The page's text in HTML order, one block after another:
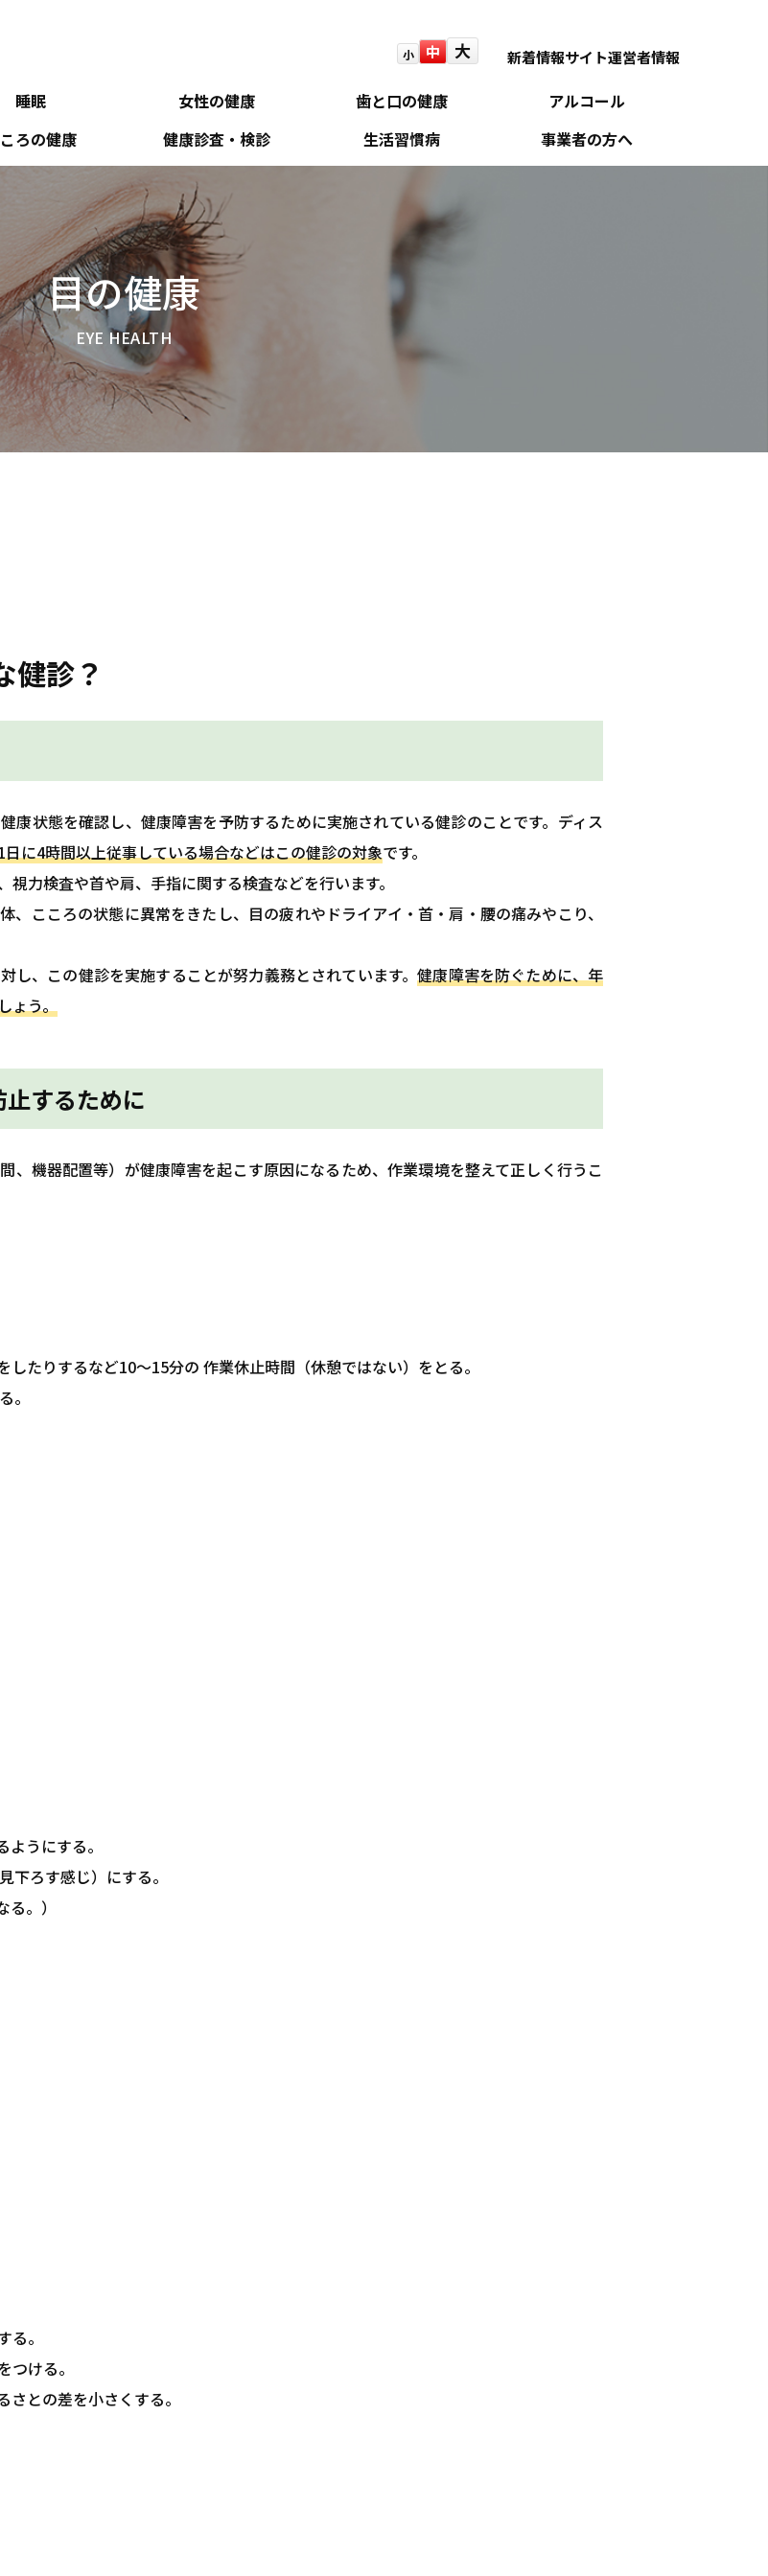
小 中 大 新着情報サイト運営者情報
睡眠 女性の健康 歯と口の健康
アルコール
ろの健康 健康診査・検診 生活習慣病 事業者の方へ
目の健康
EYE HEALTH
健診？
康状態を確認し、健康障害を予防するために実施されている健診のことです。ディス
日に4時間以上従事している場合などはこの健診の対象です。
力検査や首や肩、手指に関する検査などを行います。
こころの状態に異常をきたし、目の疲れやドライアイ・首・肩・腰の痛みやこり、
し、この健診を実施することが努力義務とされています。健康障害を防ぐために、年
ょう。
するために
、機器配置等）が健康障害を起こす原因になるため、作業環境を整えて正しく行うこ
たりするなど10～15分の 作業休止時間（休憩ではない）をとる。
。
うにする。
ろす感じ）にする。
。）
。
ける。
との差を小さくする。